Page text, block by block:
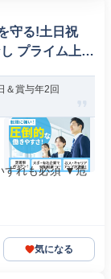
守る!土日祝
プライム上場
メント!#452
＆賞与年2回
ずれも必須 ▼危
気になる